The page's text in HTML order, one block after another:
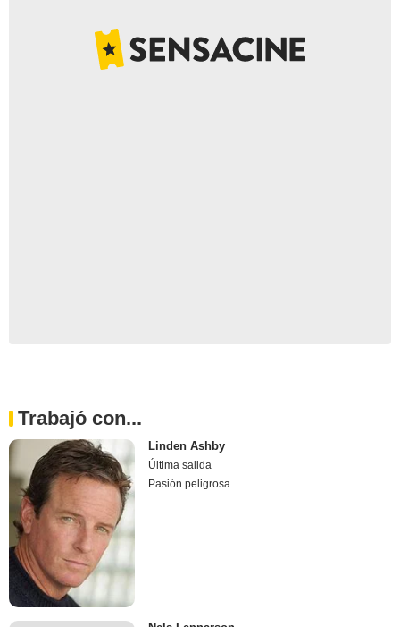
Trabajó con...
Linden Ashby
Última salida
Pasión peligrosa